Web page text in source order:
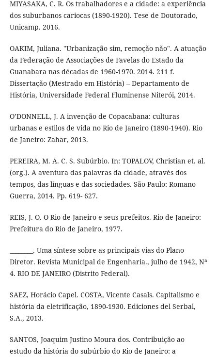
MIYASAKA, C. R. Os trabalhadores e a cidade: a experiência
dos suburbanos cariocas (1890-1920). Tese de Doutorado,
Unicamp. 2016.
OAKIM, Juliana. "Urbanização sim, remoção não". A atuação
da Federação de Associações de Favelas do Estado da
Guanabara nas décadas de 1960-1970. 2014. 211 f.
Dissertação (Mestrado em História) – Departamento de
História, Universidade Federal Fluminense Niterói, 2014.
O’DONNELL, J. A invenção de Copacabana: culturas
urbanas e estilos de vida no Rio de Janeiro (1890-1940). Rio
de Janeiro: Zahar, 2013.
PEREIRA, M. A. C. S. Subúrbio. In: TOPALOV, Christian et. al.
(org.). A aventura das palavras da cidade, através dos
tempos, das línguas e das sociedades. São Paulo: Romano
Guerra, 2014. Pp. 619- 627.
REIS, J. O. O Rio de Janeiro e seus prefeitos. Rio de Janeiro:
Prefeitura do Rio de Janeiro, 1977.
________. Uma síntese sobre as principais vias do Plano
Diretor. Revista Municipal de Engenharia., julho de 1942, Nª
4. RIO DE JANEIRO (Distrito Federal).
SAEZ, Horácio Capel. COSTA, Vicente Casals. Capitalismo e
história da eletrificação, 1890-1930. Ediciones del Serbal,
S.A., 2013.
SANTOS, Joaquim Justino Moura dos. Contribuição ao
estudo da história do subúrbio do Rio de Janeiro: a